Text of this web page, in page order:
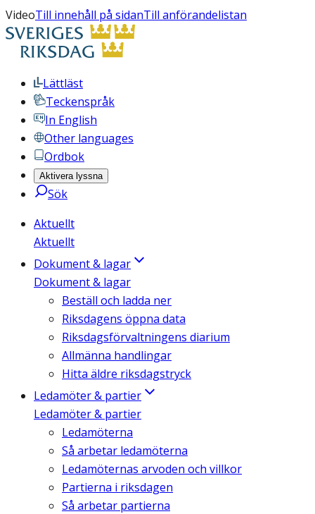
VideoTill innehåll på sidanTill anförandelistan
Lättläst
Teckenspråk
In English
Other languages
Ordbok
Aktivera lyssna
Sök
Aktuellt
Aktuellt
Dokument & lagar
Dokument & lagar
Beställ och ladda ner
Riksdagens öppna data
Riksdagsförvaltningens diarium
Allmänna handlingar
Hitta äldre riksdagstryck
Ledamöter & partier
Ledamöter & partier
Ledamöterna
Så arbetar ledamöterna
Ledamöternas arvoden och villkor
Partierna i riksdagen
Så arbetar partierna